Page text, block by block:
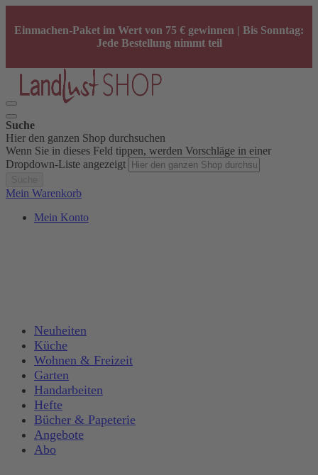
Einmachen-Paket im Wert von 75 € gewinnen | Bis Sonntag:
Jede Bestellung nimmt teil
Suche
Hier den ganzen Shop durchsuchen
Wenn Sie in dieses Feld tippen, werden Vorschläge in einer
Dropdown-Liste angezeigt
Mein Warenkorb
Mein Konto
Neuheiten
Küche
Wohnen & Freizeit
Garten
Handarbeiten
Hefte
Bücher & Papeterie
Angebote
Abo